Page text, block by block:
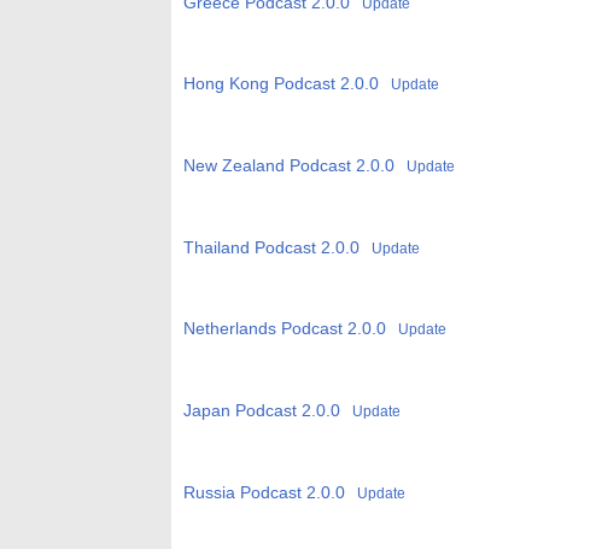
Update
Hong Kong Podcast 2.0.0
Update
New Zealand Podcast 2.0.0
Update
Thailand Podcast 2.0.0
Update
Netherlands Podcast 2.0.0
Update
Japan Podcast 2.0.0
Update
Russia Podcast 2.0.0
Update